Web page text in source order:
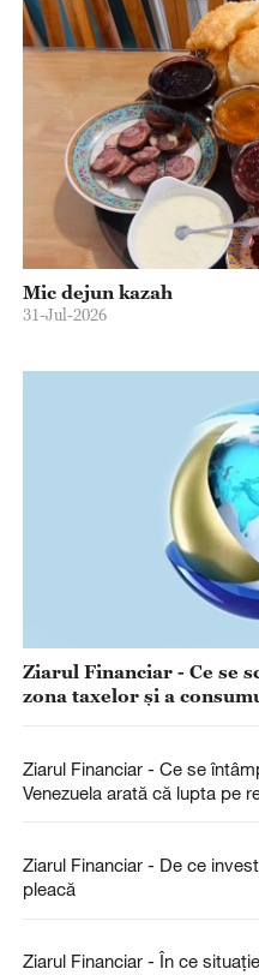
Mic dejun kazah
31-Jul-2026
Ziarul Financiar - Ce se
zona taxelor şi a
Ziarul Financiar - Ce se
Venezuela arată că lupta pe
Ziarul Financiar - De ce
pleacă
Ziarul Financiar - În ce